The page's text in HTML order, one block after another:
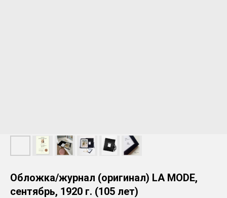
Обложка/журнал (оригинал) LA MODE,
сентябрь, 1920 г. (105 лет)